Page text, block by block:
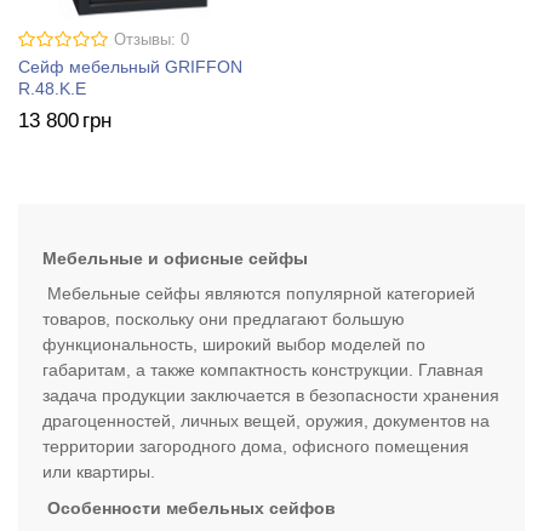
Отзывы: 0
Сейф мебельный GRIFFON
R.48.K.E
13 800 грн
Мебельные и офисные сейфы
Мебельные сейфы являются популярной категорией
товаров, поскольку они предлагают большую
функциональность, широкий выбор моделей по
габаритам, а также компактность конструкции. Главная
задача продукции заключается в безопасности хранения
драгоценностей, личных вещей, оружия, документов на
территории загородного дома, офисного помещения
или квартиры.
Особенности мебельных сейфов